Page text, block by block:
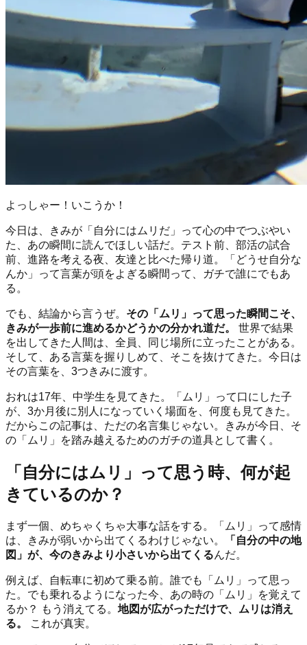
よっしゃー！いこうか！
今日は、きみが「自分にはムリだ」って心の中でつぶやい
た、あの瞬間に読んでほしい話だ。テスト前、部活の試合
前、進路を考える夜、友達と比べた帰り道。「どうせ自分な
んか」って言葉が頭をよぎる瞬間って、ガチで誰にでもあ
る。
でも、結論から言うぜ。 その「ムリ」って思った瞬間こそ、
きみが一歩前に進めるかどうかの分かれ道だ。
世界で結果
を出してきた人間は、全員、同じ場所に立ったことがある。
そして、ある言葉を握りしめて、そこを抜けてきた。今日は
その言葉を、3つきみに渡す。
おれは17年、中学生を見てきた。「ムリ」って口にした子
が、3か月後に別人になっていく場面を、何度も見てきた。
だからこの記事は、ただの名言集じゃない。きみが今日、そ
の「ムリ」を踏み越えるためのガチの道具として書く。
「自分にはムリ」って思う時、何が起
きているのか？
まず一個、めちゃくちゃ大事な話をする。「ムリ」って感情
は、きみが弱いから出てくるわけじゃない。
「自分の中の地
図」が、今のきみより小さいから出てくるんだ。
例えば、自転車に初めて乗る前。誰でも「ムリ」って思っ
た。でも乗れるようになった今、あの時の「ムリ」を覚えて
るか？ もう消えてる。 地図が広がっただけで、ムリは消え
る。
これが真実。